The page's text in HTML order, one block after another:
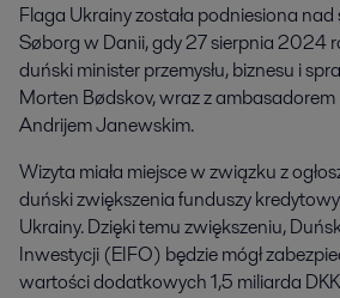
Flaga Ukrainy została podniesiona
Søborg w Danii, gdy 27 sierpnia 2024
duński minister przemysłu, biznesu i
Morten Bødskov, wraz z
Andrijem Janewskim.
Wizyta miała miejsce w związku z
duński zwiększenia funduszy
Ukrainy. Dzięki temu zwiększeniu,
Inwestycji (EIFO) będzie mógł
wartości dodatkowych 1,5 miliarda